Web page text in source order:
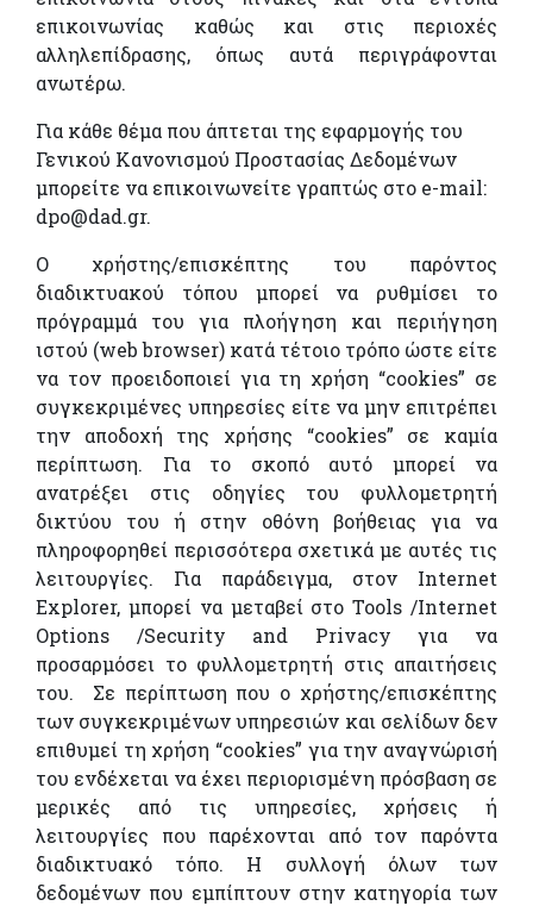
επικοινωνίας καθώς και στις περιοχές
αλληλεπίδρασης, όπως αυτά περιγράφονται
ανωτέρω.
Για κάθε θέμα που άπτεται της εφαρμογής του
Γενικού Κανονισμού Προστασίας Δεδομένων
μπορείτε να επικοινωνείτε γραπτώς στο e-mail:
dpo@dad.gr.
Ο χρήστης/επισκέπτης του παρόντος
διαδικτυακού τόπου μπορεί να ρυθμίσει το
πρόγραμμά του για πλοήγηση και περιήγηση
ιστού (web browser) κατά τέτοιο τρόπο ώστε είτε
να τον προειδοποιεί για τη χρήση “cookies” σε
συγκεκριμένες υπηρεσίες είτε να μην επιτρέπει
την αποδοχή της χρήσης “cookies” σε καμία
περίπτωση. Για το σκοπό αυτό μπορεί να
ανατρέξει στις οδηγίες του φυλλομετρητή
δικτύου του ή στην οθόνη βοήθειας για να
πληροφορηθεί περισσότερα σχετικά με αυτές τις
λειτουργίες. Για παράδειγμα, στον Internet
Explorer, μπορεί να μεταβεί στο Tools /Internet
Options /Security and Privacy για να
προσαρμόσει το φυλλομετρητή στις απαιτήσεις
του. Σε περίπτωση που ο χρήστης/επισκέπτης
των συγκεκριμένων υπηρεσιών και σελίδων δεν
επιθυμεί τη χρήση “cookies” για την αναγνώρισή
του ενδέχεται να έχει περιορισμένη πρόσβαση σε
μερικές από τις υπηρεσίες, χρήσεις ή
λειτουργίες που παρέχονται από τον παρόντα
διαδικτυακό τόπο. Η συλλογή όλων των
δεδομένων που εμπίπτουν στην κατηγορία των